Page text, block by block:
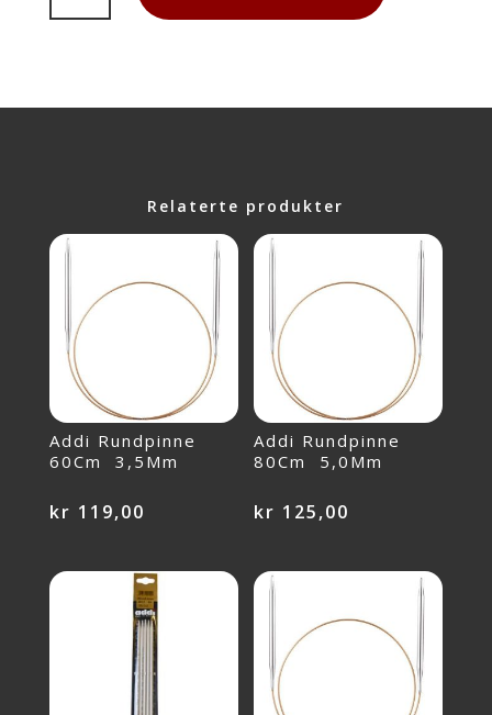
CM,
Relaterte produkter
Addi Rundpinne
60Cm 3,5Mm
kr 119,00
Addi Rundpinne
80Cm 5,0Mm
kr 125,00